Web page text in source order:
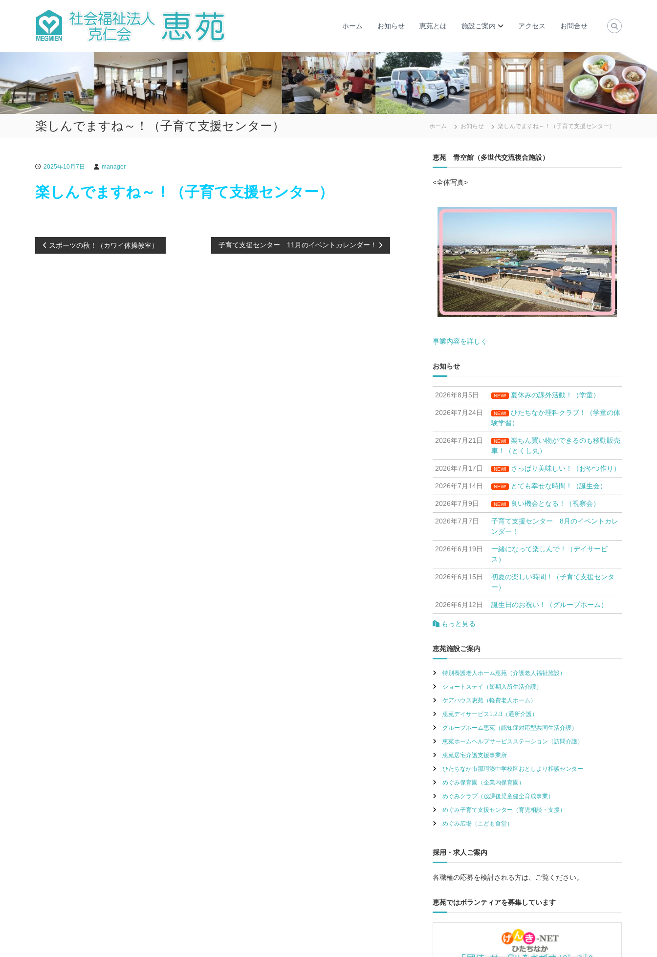
キ
ッ
プ
法
人
克
仁
会
恵
苑
し
く
、
ら
ぎ
あ
り
ホーム お知らせ 恵苑とは 施設ご案内 アクセス お問合せ
楽しんでますね～！（子育て支援センター） ホーム お知らせ 楽しんでますね～！（子育て支援センター）
2025年10月7日 manager
楽しんでますね～！（子育て支援センター）
投 スポーツの秋！（カワイ体操教室） 子育て支援センター 11月のイベントカレンダー！
恵苑 青空館（多世代交流複合施設）
<全体写真>
事業内容を詳しく
お知らせ
2026年8月5日 NEW! 夏休みの課外活動！（学童）
2026年7月24日 NEW! ひたちなか理科クラブ！（学童の体
験学習）
2026年7月21日 NEW! 楽ちん買い物ができるのも移動販売
車！（とくし丸）
2026年7月17日 NEW! さっぱり美味しい！（おやつ作り）
2026年7月14日 NEW! とても幸せな時間！（誕生会）
2026年7月9日 NEW! 良い機会となる！（視察会）
2026年7月7日
子育て支援センター 8月のイベントカレ
ンダー！
2026年6月19日
一緒になって楽しんで！（デイサービ
ス）
2026年6月15日
初夏の楽しい時間！（子育て支援センタ
ー）
2026年6月12日 誕生日のお祝い！（グループホーム）
もっと見る
恵苑施設ご案内
特別養護老人ホーム恵苑（介護老人福祉施設）
ショートステイ（短期入所生活介護）
ケアハウス恵苑（軽費老人ホーム）
恵苑デイサービス1.2.3（通所介護）
グループホーム恵苑（認知症対応型共同生活介護）
恵苑ホームヘルプサービスステーション（訪問介護）
恵苑居宅介護支援事業所
ひたちなか市那珂湊中学校区おとしより相談センター
めぐみ保育園（企業内保育園）
めぐみクラブ（放課後児童健全育成事業）
めぐみ子育て支援センター（育児相談・支援）
めぐみ広場（こども食堂）
採用・求人ご案内
各職種の応募を検討される方は、ご覧ください。
恵苑ではボランティアを募集しています